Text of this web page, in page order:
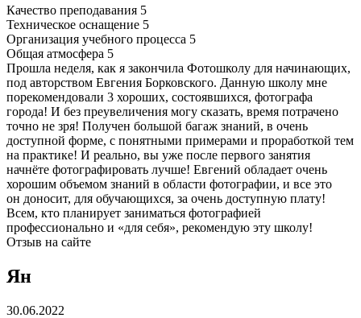
Качество преподавания 5
Техническое оснащение 5
Организация учебного процесса 5
Общая атмосфера 5
Прошла неделя, как я закончила Фотошколу для начинающих,
под авторством Евгения Борковского. Данную школу мне
порекомендовали 3 хороших, состоявшихся, фотографа
города! И без преувеличения могу сказать, время потрачено
точно не зря! Получен большой багаж знаний, в очень
доступной форме, с понятными примерами и проработкой тем
на практике! И реально, вы уже после первого занятия
начнёте фотографировать лучше! Евгений обладает очень
хорошим объемом знаний в области фотографии, и все это
он доносит, для обучающихся, за очень доступную плату!
Всем, кто планирует заниматься фотографией
профессионально и «для себя», рекомендую эту школу!
Отзыв на сайте
Ян
30.06.2022